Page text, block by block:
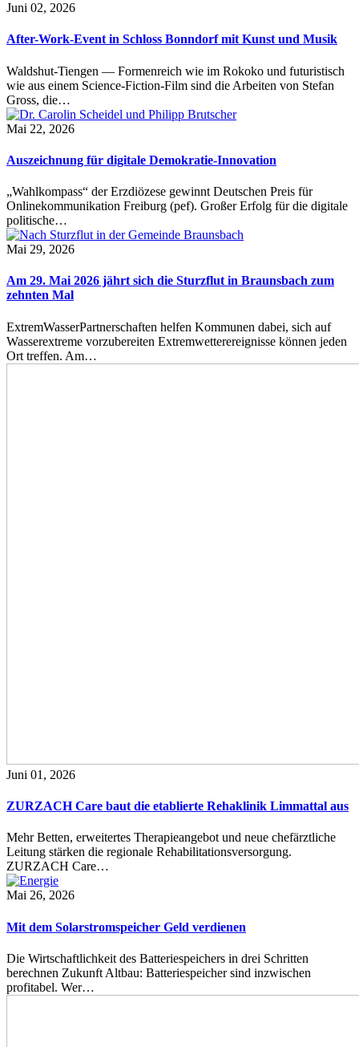
Juni 02, 2026
After-Work-Event in Schloss Bonndorf mit Kunst und Musik
Waldshut-Tiengen — Formenreich wie im Rokoko und futuristisch
wie aus einem Science-Fiction-Film sind die Arbeiten von Stefan
Gross, die…
Mai 22, 2026
Auszeichnung für digitale Demokratie-Innovation
„Wahlkompass“ der Erzdiözese gewinnt Deutschen Preis für
Onlinekommunikation Freiburg (pef). Großer Erfolg für die digitale
politische…
Mai 29, 2026
Am 29. Mai 2026 jährt sich die Sturzflut in Braunsbach zum
zehnten Mal
ExtremWasserPartnerschaften helfen Kommunen dabei, sich auf
Wasserextreme vorzubereiten Extremwetterereignisse können jeden
Ort treffen. Am…
Juni 01, 2026
ZURZACH Care baut die etablierte Rehaklinik Limmattal aus
Mehr Betten, erweitertes Therapieangebot und neue chefärztliche
Leitung stärken die regionale Rehabilitationsversorgung.
ZURZACH Care…
Mai 26, 2026
Mit dem Solarstromspeicher Geld verdienen
Die Wirtschaftlichkeit des Batteriespeichers in drei Schritten
berechnen Zukunft Altbau: Batteriespeicher sind inzwischen
profitabel. Wer…